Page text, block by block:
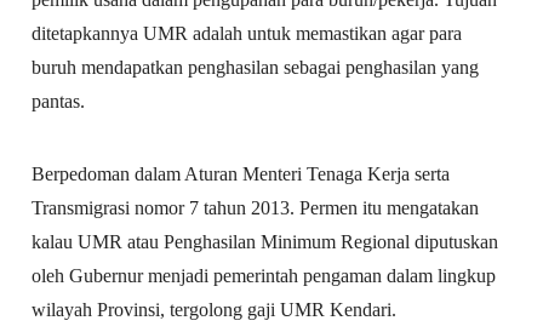
ditetapkannya UMR adalah untuk memastikan agar para
buruh mendapatkan penghasilan sebagai penghasilan yang
pantas.
Berpedoman dalam Aturan Menteri Tenaga Kerja serta
Transmigrasi nomor 7 tahun 2013. Permen itu mengatakan
kalau UMR atau Penghasilan Minimum Regional diputuskan
oleh Gubernur menjadi pemerintah pengaman dalam lingkup
wilayah Provinsi, tergolong gaji UMR Kendari.